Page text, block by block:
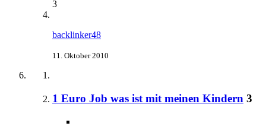
3
backlinker48
11. Oktober 2010
1 Euro Job was ist mit meinen Kindern 3